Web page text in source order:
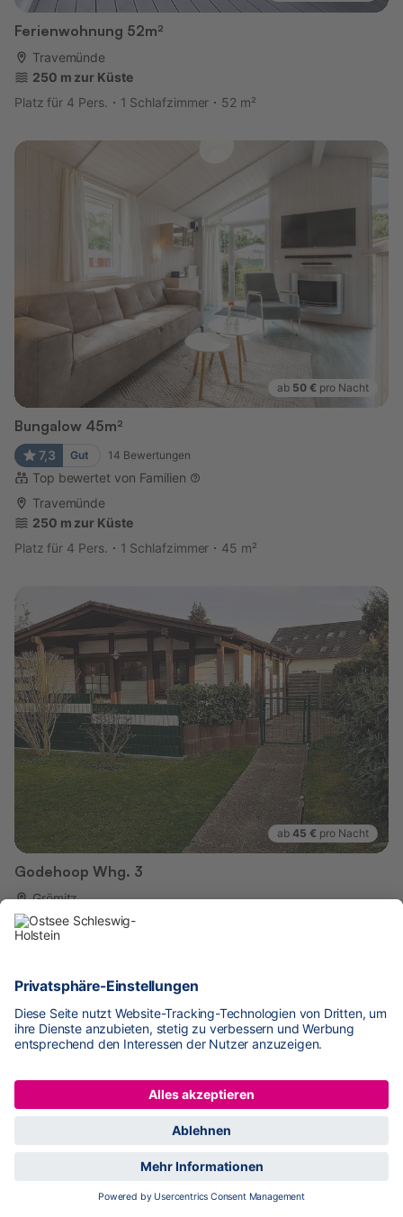
Ferienwohnung 52m²
Travemünde
250 m zur Küste
Platz für 4 Pers.
1 Schlafzimmer 52 m²
ab 50 € pro Nacht
Bungalow 45m²
7,3 Gut 14 Bewertungen
Top bewertet von Familien
Travemünde
250 m zur Küste
Platz für 4 Pers.
1 Schlafzimmer 45 m²
ab 45 € pro Nacht
Godehoop Whg. 3
Grömitz
500 m zur Küste
Platz für 3 Pers.